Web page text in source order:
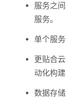
服务之
服务。
单个服
更贴合
动化构建
数据存